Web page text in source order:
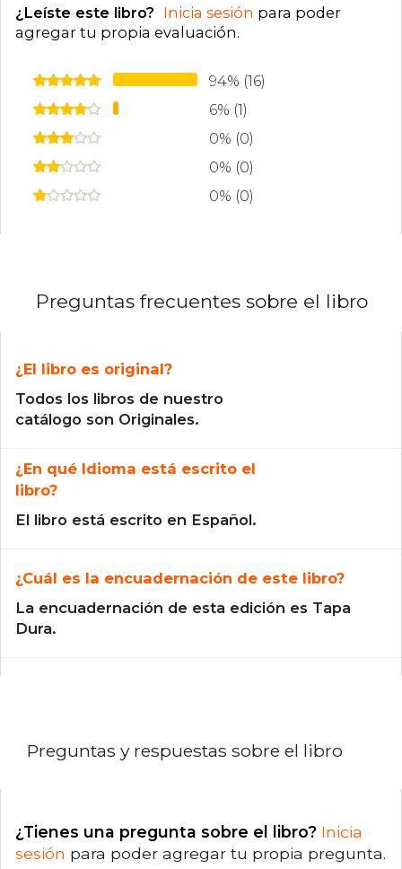
¿Leíste este libro? Inicia sesión para poder
agregar tu propia evaluación.
94% (16)
6% (1)
0% (0)
0% (0)
0% (0)
Preguntas frecuentes sobre el libro
¿El libro es original?
Todos los libros de nuestro
catálogo son Originales.
¿En qué Idioma está escrito el
libro?
El libro está escrito en Español.
¿Cuál es la encuadernación de este libro?
La encuadernación de esta edición es Tapa
Dura.
Preguntas y respuestas sobre el libro
¿Tienes una pregunta sobre el libro? Inicia
sesión para poder agregar tu propia pregunta.